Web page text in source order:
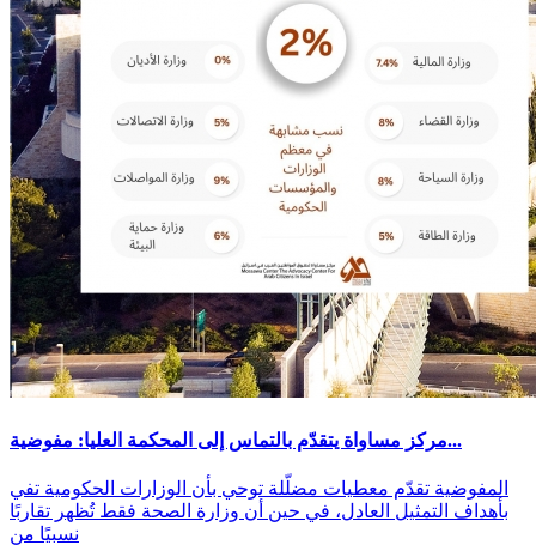
مركز مساواة يتقدّم بالتماس إلى المحكمة العليا: مفوضية...
المفوضية تقدّم معطيات مضلّلة توحي بأن الوزارات الحكومية تفي
بأهداف التمثيل العادل، في حين أن وزارة الصحة فقط تُظهر تقاربًا
نسبيًا من